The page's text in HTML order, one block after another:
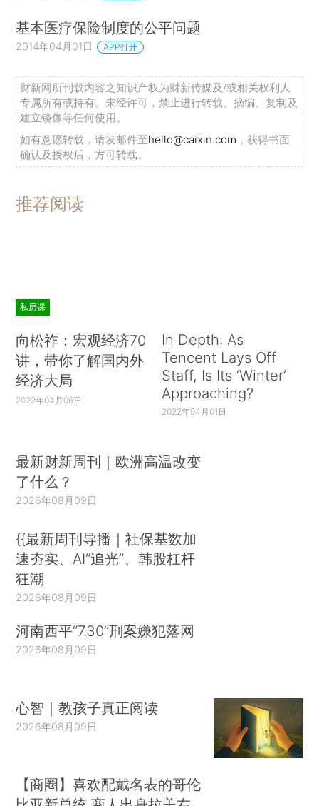
基本医疗保险制度的公平问题
2014年04月01日 APP打开
财新网所刊载内容之知识产权为财新传媒及/或相关权利人
专属所有或持有。未经许可，禁止进行转载、摘编、复制及
建立镜像等任何使用。
如有意愿转载，请发邮件至hello@caixin.com ，获得书面
确认及授权后，方可转载。
推荐阅读
私房课
向松祚：宏观经济70
讲，带你了解国内外
经济大局
2022年04月06日
In Depth: As
Tencent Lays Off
Staff, Is Its ‘Winter’
Approaching?
2022年04月01日
最新财新周刊｜欧洲高温改变
了什么？
2026年08月09日
{{最新周刊导播｜社保基数加
速夯实、AI“追光”、韩股杠杆
狂潮
2026年08月09日
河南西平“7.30”刑案嫌犯落网
2026年08月09日
心智｜教孩子真正阅读
2026年08月09日
【商圈】喜欢配戴名表的哥伦